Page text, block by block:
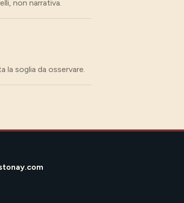
non narrativa.
la soglia da osservare.